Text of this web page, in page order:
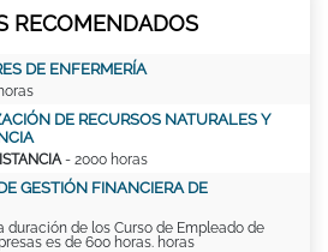
RECOMENDADOS
DE ENFERMERÍA
DE RECURSOS NATURALES Y
- 2000 horas
GESTIÓN FINANCIERA DE
duración de los Curso de Empleado de
es de 600 horas. horas